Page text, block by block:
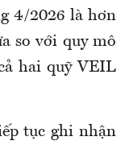
4/2026 là hơn
so với quy mô
hai quỹ VEIL
tục ghi nhận